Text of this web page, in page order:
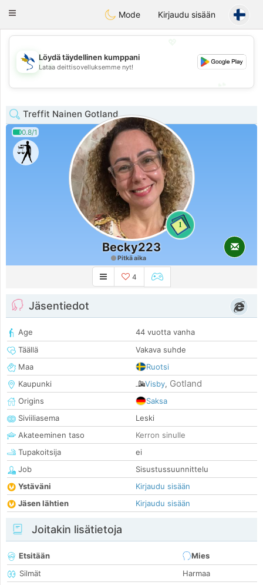
SvenskaDating
Toggle
Mode Kirjaudu sisään
💖
💕
Löydä täydellinen kumppani
Lataa deittisovelluksemme nyt!
Treffit Nainen Gotland
0.8/1
1
Becky223
Pitkä aika
4
Jäsentiedot
Age
44 vuotta vanha
Täällä
Vakava suhde
Maa
Ruotsi
Kaupunki
Visby, Gotland
Origins
Saksa
Siviiliasema
Leski
Akateeminen taso
Kerron sinulle
Tupakoitsija
ei
Job
Sisustussuunnittelu
Ystäväni
Kirjaudu sisään
Jäsen lähtien
Kirjaudu sisään
Joitakin lisätietoja
Etsitään
Mies
Silmät
Harmaa